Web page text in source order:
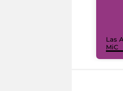
Las
MiC